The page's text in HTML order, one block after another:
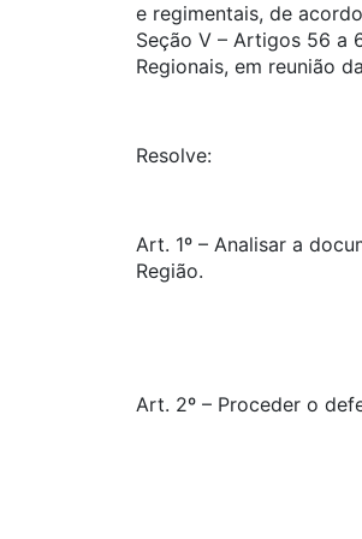
e regimentais, de
Seção V – Artigos 56 a
Regionais, em reunião
Resolve:
Art. 1º – Analisar a
Região.
Art. 2º – Proceder o